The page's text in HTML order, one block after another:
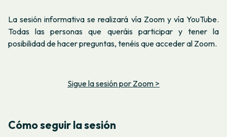
La sesión informativa se realizará vía Zoom y vía YouTube.
Todas las personas que queráis participar y tener la
posibilidad de hacer preguntas, tenéis que acceder al Zoom.
Sigue la sesión por Zoom >
Cómo seguir la sesión